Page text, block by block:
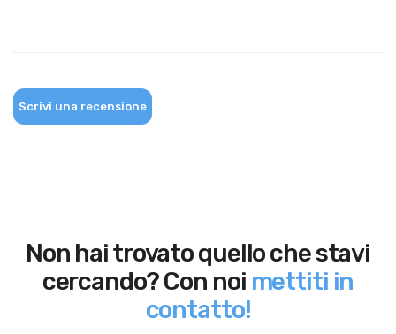
Scrivi una recensione
Non hai trovato quello che stavi
cercando? Con noi mettiti in
contatto!